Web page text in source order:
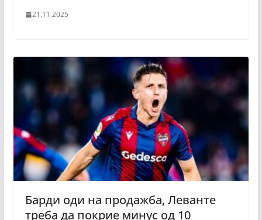
21.11.2025
Барди оди на продажба, Леванте
треба да покрие минус од 10